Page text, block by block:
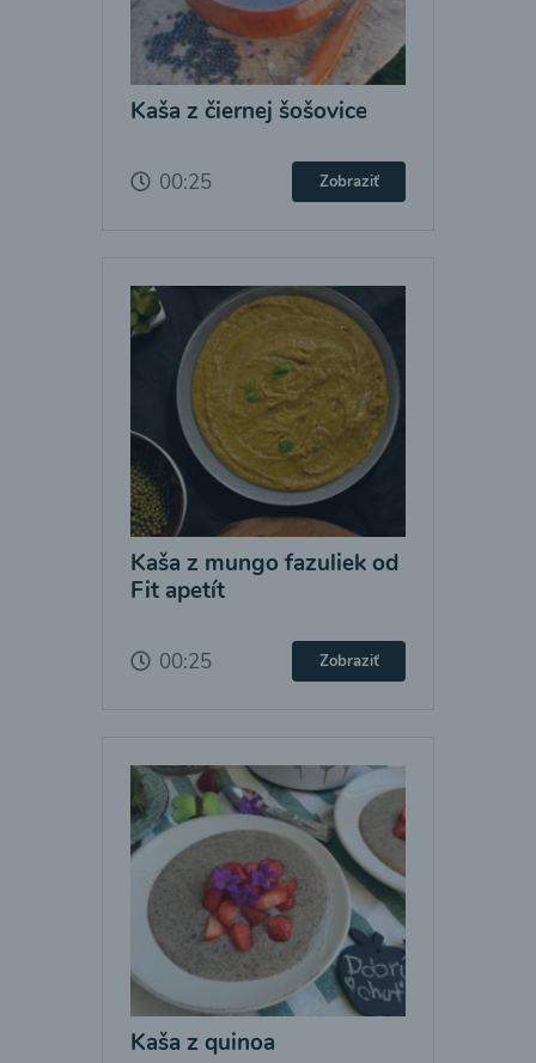
Kaša z čiernej šošovice
00:25 Zobraziť
Kaša z mungo fazuliek od
Fit apetít
00:25 Zobraziť
Kaša z quinoa